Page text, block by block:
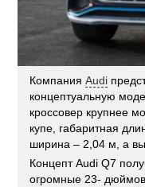
КомпанияAudi
концептуальную
кроссовер крупнее
купе, габаритная
ширина – 2,04 м, а
Концепт Audi Q7
огромные 23-